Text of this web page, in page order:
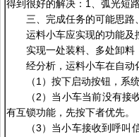
得到很好的解决：1、弧光短
三、完成任务的可能思路
运料小车应实现的功能及
实现一处装料、多处卸料
经分析，运料小车在自动
（1）按下启动按钮，系
（2）当小车当前没有
有互锁功能，先按下者优先。
（3）当小车接收到呼